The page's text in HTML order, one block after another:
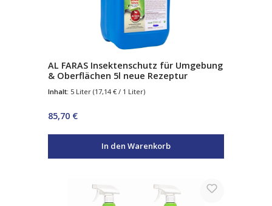
AL FARAS Insektenschutz für Umgebung
& Oberflächen 5l neue Rezeptur
Inhalt: 5 Liter (17,14 € / 1 Liter)
Regulärer Preis:
85,70 €
In den Warenkorb